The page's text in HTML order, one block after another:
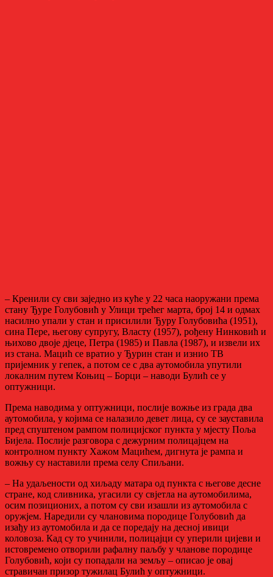
– Кренили су сви заједно из куће у 22 часа наоружани према
стану Ђуре Голубовић у Улици трећег марта, број 14 и одмах
насилно упали у стан и присилили Ђуру Голубовића (1951),
сина Пере, његову супругу, Власту (1957), рођену Нинковић и
њихово двоје дјеце, Петра (1985) и Павла (1987), и извели их
из стана. Мацић се вратио у Ђурин стан и изнио ТВ
пријемник у гепек, а потом се с два аутомобила упутили
локалним путем Коњиц – Борци – наводи Булић се у
оптужници.
Према наводима у оптужници, послије вожње из града два
аутомобила, у којима се налазило девет лица, су се зауставила
пред спуштеном рампом полицијског пункта у мјесту Поља
Бијела. Послије разговора с дежурним полицајцем на
контролном пункту Хажом Мацићем, дигнута је рампа и
вожњу су наставили према селу Спиљани.
– На удаљености од хиљаду матара од пункта с његове десне
стране, код сливника, угасили су свјетла на аутомобилима,
осим позиционих, а потом су сви изашли из аутомобила с
оружјем. Наредили су члановима породице Голубовић да
изађу из аутомобила и да се поредају на десној ивици
коловоза. Кад су то учинили, полицајци су уперили цијеви и
истовремено отворили рафалну паљбу у чланове породице
Голубовић, који су попадали на земљу – описао је овај
стравичан призор тужилац Булић у оптужници.